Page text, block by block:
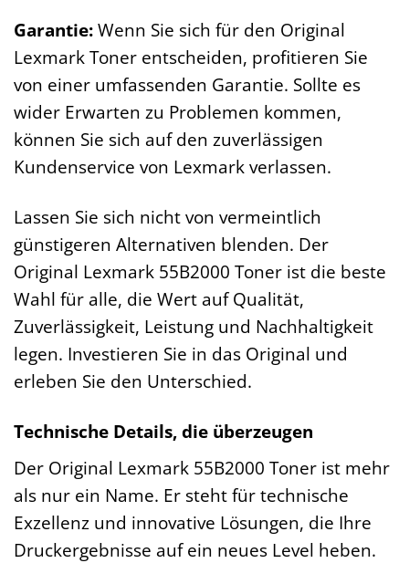
Garantie:Wenn Sie sich für den Original
Lexmark Toner entscheiden, profitieren Sie
von einer umfassenden Garantie. Sollte es
wider Erwarten zu Problemen kommen,
können Sie sich auf den zuverlässigen
Kundenservice von Lexmark verlassen.
Lassen Sie sich nicht von vermeintlich
günstigeren Alternativen blenden. Der
Original Lexmark 55B2000 Toner ist die beste
Wahl für alle, die Wert auf Qualität,
Zuverlässigkeit, Leistung und Nachhaltigkeit
legen. Investieren Sie in das Original und
erleben Sie den Unterschied.
Technische Details, die überzeugen
Der Original Lexmark 55B2000 Toner ist mehr
als nur ein Name. Er steht für technische
Exzellenz und innovative Lösungen, die Ihre
Druckergebnisse auf ein neues Level heben.